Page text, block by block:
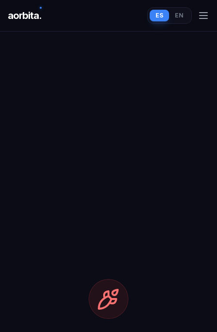
aorbita. ES EN